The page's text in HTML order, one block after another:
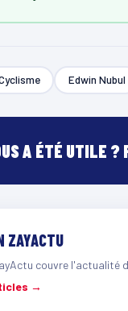
Edwin Nubul
A ÉTÉ UTILE ?
ZAYACTU
couvre l'actualité
→